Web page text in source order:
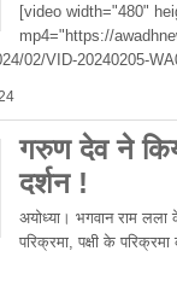
[video width="480"
mp4="https://
02/VID-20240205-
गरुण देव ने
दर्शन !
अयोध्या। भगवान राम लला
परिक्रमा, पक्षी के परिक्रमा